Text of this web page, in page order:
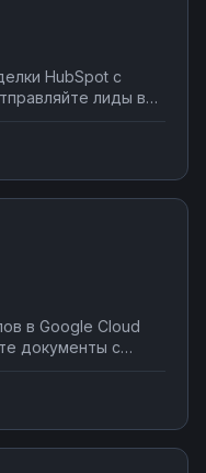
HubSpot с
лиды в
сделки.
данными без
Nodul.
в Google Cloud
документы с
хранилища без